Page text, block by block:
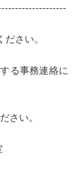
さい。
る事務連絡に
さい。